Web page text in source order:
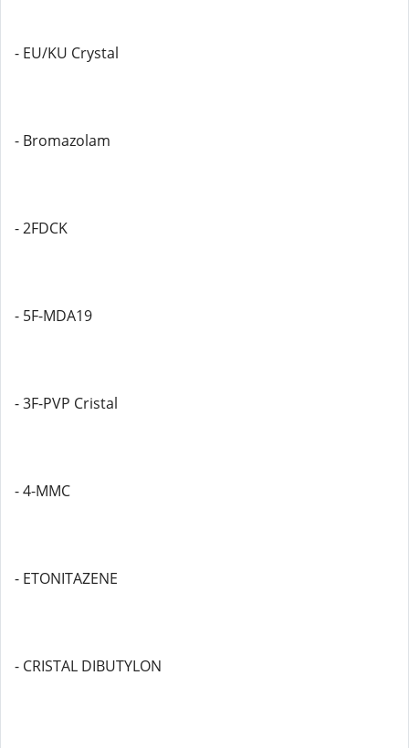
- EU/KU Crystal
- Bromazolam
- 2FDCK
- 5F-MDA19
- 3F-PVP Cristal
- 4-MMC
- ETONITAZENE
- CRISTAL DIBUTYLON